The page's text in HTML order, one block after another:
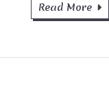
Read More